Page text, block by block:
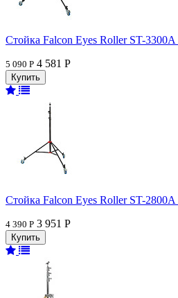
Стойка Falcon Eyes Roller ST-3300A
5 090 Р 4 581 Р
Стойка Falcon Eyes Roller ST-2800A
4 390 Р 3 951 Р